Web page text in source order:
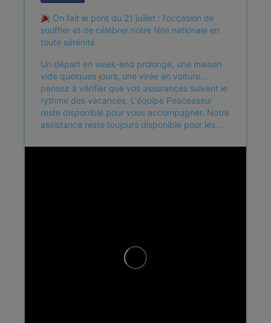
On fait le pont du 21 juillet : l'occasion de
souffler et de célébrer notre fête nationale en
toute sérénité.
Un départ en week-end prolongé, une maison
vide quelques jours, une virée en voiture...
pensez à vérifier que vos assurances suivent le
rythme des vacances. L'équipe Peaceassur
reste disponible pour vous accompagner. Notre
assistance reste toujours disponible pour les...